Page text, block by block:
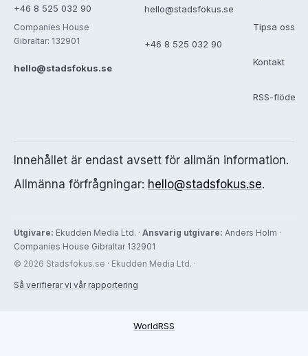
+46 8 525 032 90
Companies House
Gibraltar: 132901
hello@stadsfokus.se
hello@stadsfokus.se
+46 8 525 032 90
Tipsa oss
Kontakt
RSS-flöde
Innehållet är endast avsett för allmän information.
Allmänna förfrågningar: hello@stadsfokus.se.
Utgivare: Ekudden Media Ltd. · Ansvarig utgivare: Anders Holm ·
Companies House Gibraltar 132901
© 2026 Stadsfokus.se · Ekudden Media Ltd. ·
Så verifierar vi vår rapportering
WorldRSS